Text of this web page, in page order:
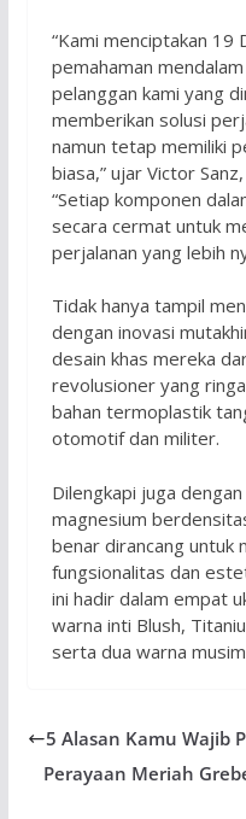
“Kami menciptakan
pemahaman
pelanggan kami yang
memberikan solusi
namun tetap memiliki
biasa,” ujar Victor
“Setiap komponen
secara cermat untuk
perjalanan yang lebih
Tidak hanya tampil
dengan inovasi
desain khas mereka
revolusioner yang
bahan termoplastik
otomotif dan militer.
Dilengkapi juga
magnesium
benar dirancang untuk
fungsionalitas dan
ini hadir dalam empat
warna inti Blush,
serta dua warna
5 Alasan Kamu Wajib
Perayaan Meriah